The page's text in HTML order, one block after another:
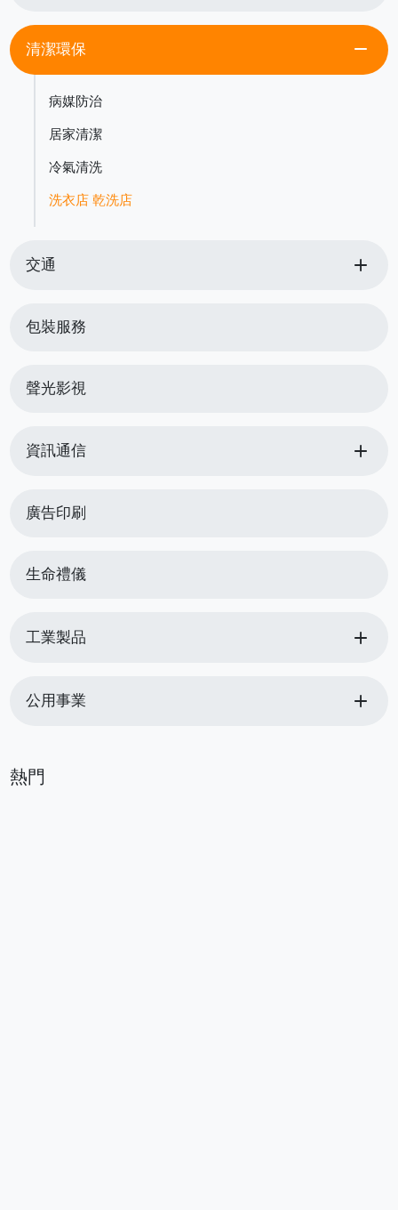
清潔環保 remove
病媒防治
居家清潔
冷氣清洗
洗衣店 乾洗店
交通 add
包裝服務
聲光影視
資訊通信 add
廣告印刷
生命禮儀
工業製品 add
公用事業 add
熱門